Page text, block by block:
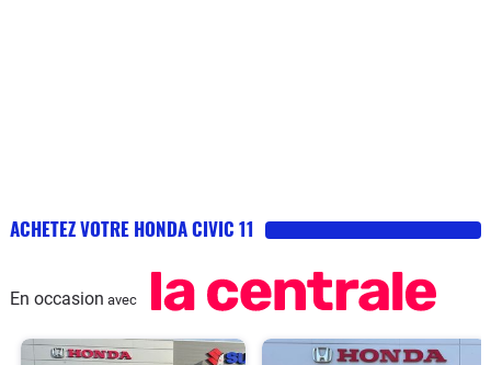
ACHETEZ VOTRE HONDA CIVIC 11
En occasion avec